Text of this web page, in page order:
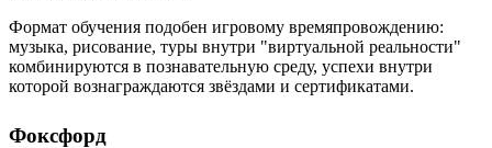
Формат обучения подобен игровому времяпровождению:
музыка, рисование, туры внутри "виртуальной реальности"
комбинируются в познавательную среду, успехи внутри
которой вознаграждаются звёздами и сертификатами.
Фоксфорд